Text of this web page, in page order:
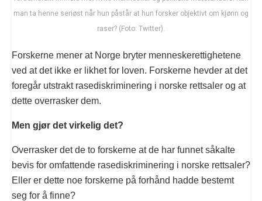
man ta henne seriøst når hun påstår at hun forsker objektivt om kjønn og
raser? (Foto: Twitter).
Forskerne mener at Norge bryter menneskerettighetene
ved at det ikke er likhet for loven. Forskerne hevder at det
foregår utstrakt rasediskriminering i norske rettsaler og at
dette overrasker dem.
Men gjør det virkelig det?
Overrasker det de to forskerne at de har funnet såkalte
bevis for omfattende rasediskriminering i norske rettsaler?
Eller er dette noe forskerne på forhånd hadde bestemt
seg for å finne?